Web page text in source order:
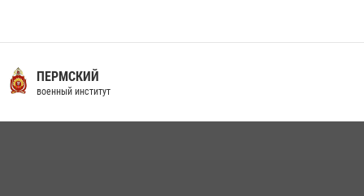
16 июля 2026, 12:29 3
29 июля 2026 года курсанты военного института успешно сдали
экзамен по вождению
ПЕРМСКИЙ
военный институт